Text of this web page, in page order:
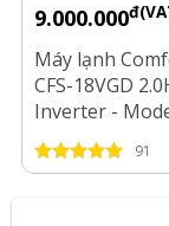
9.000.000
Máy lạnh
CFS-18VGD
Inverter -
2025
91